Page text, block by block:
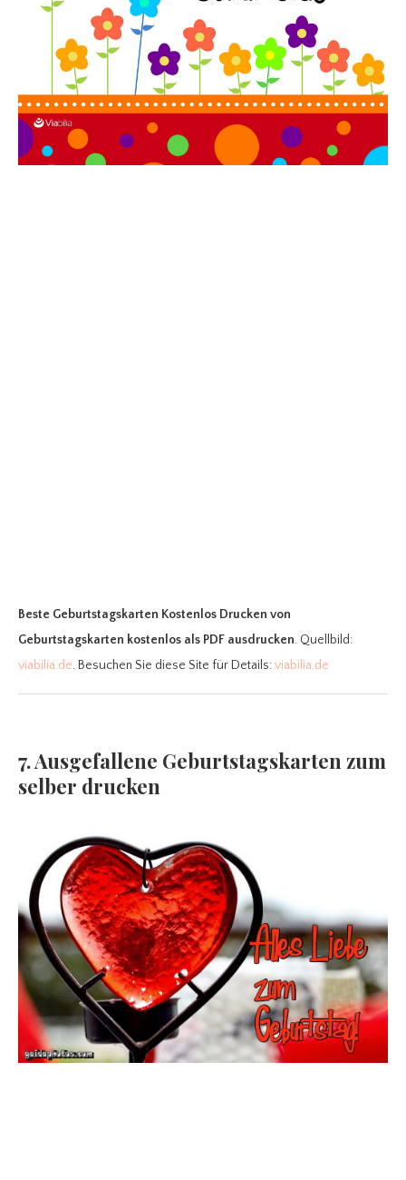
Beste Geburtstagskarten Kostenlos Drucken von
Geburtstagskarten kostenlos als PDF ausdrucken. Quellbild:
viabilia.de. Besuchen Sie diese Site für Details:viabilia.de
7. Ausgefallene Geburtstagskarten zum
selber drucken